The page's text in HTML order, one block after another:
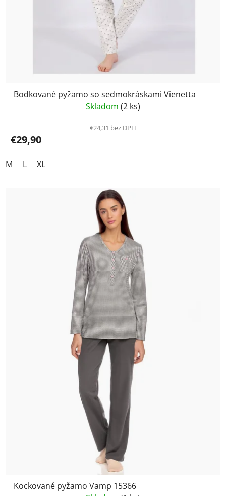
Bodkované pyžamo so sedmokráskami Vienetta
Skladom (2 ks)
€24,31 bez DPH
€29,90
M L XL
Kockované pyžamo Vamp 15366